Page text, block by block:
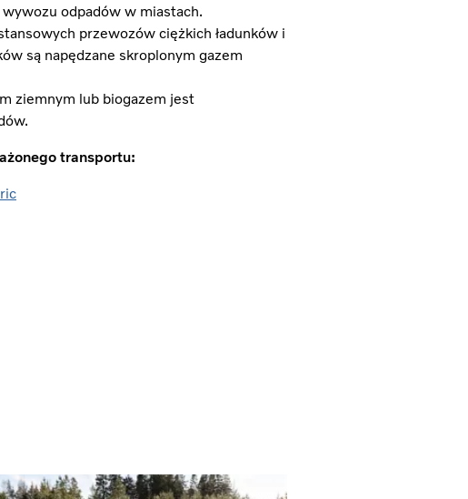
odpadów w miastach.
przewozów ciężkich ładunków i
są napędzane skroplonym gazem
ziemnym lub biogazem jest
transportu: